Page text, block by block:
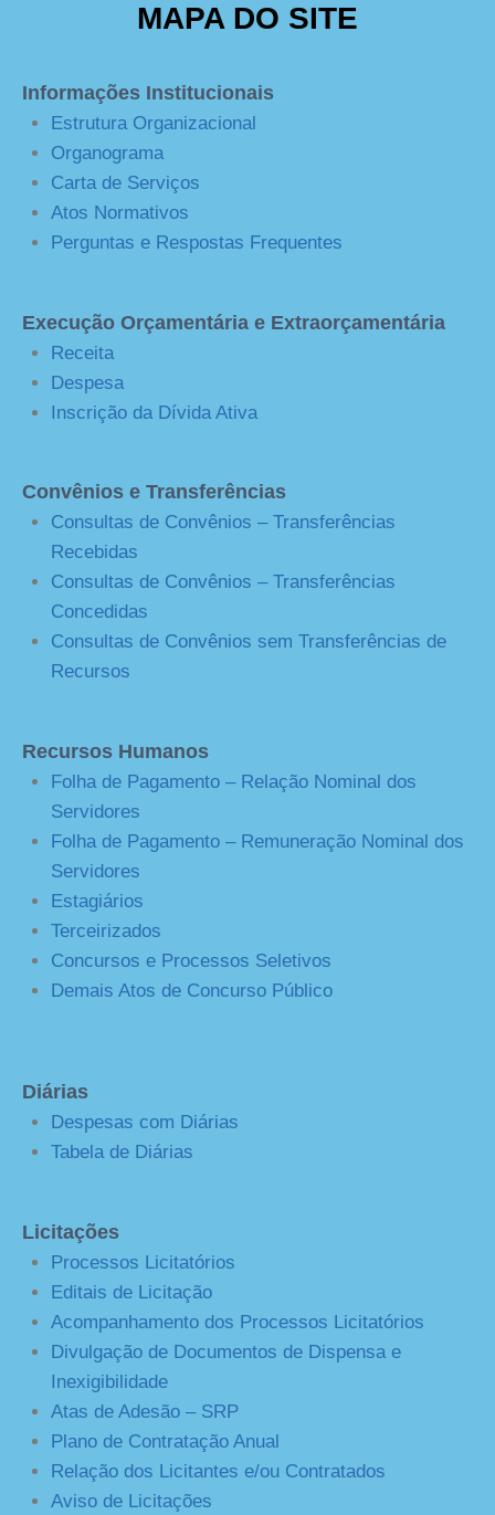
MAPA DO SITE
Informações Institucionais
Estrutura Organizacional
Organograma
Carta de Serviços
Atos Normativos
Perguntas e Respostas Frequentes
Execução Orçamentária e Extraorçamentária
Receita
Despesa
Inscrição da Dívida Ativa
Convênios e Transferências
Consultas de Convênios – Transferências
Recebidas
Consultas de Convênios – Transferências
Concedidas
Consultas de Convênios sem Transferências de
Recursos
Recursos Humanos
Folha de Pagamento – Relação Nominal dos
Servidores
Folha de Pagamento – Remuneração Nominal dos
Servidores
Estagiários
Terceirizados
Concursos e Processos Seletivos
Demais Atos de Concurso Público
Diárias
Despesas com Diárias
Tabela de Diárias
Licitações
Processos Licitatórios
Editais de Licitação
Acompanhamento dos Processos Licitatórios
Divulgação de Documentos de Dispensa e
Inexigibilidade
Atas de Adesão – SRP
Plano de Contratação Anual
Relação dos Licitantes e/ou Contratados
Aviso de Licitações